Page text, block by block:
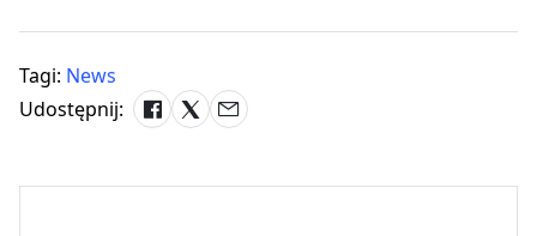
Tagi: News
Udostępnij: